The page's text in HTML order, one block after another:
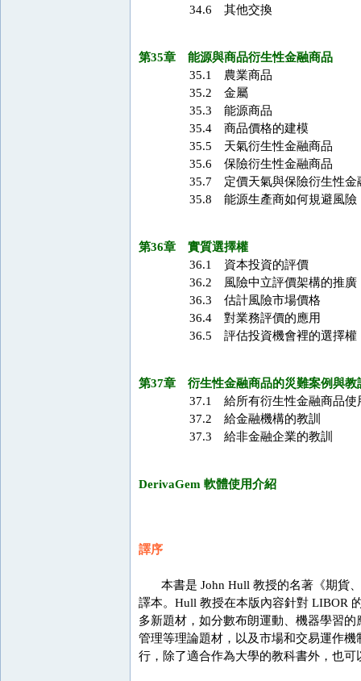
34.6 其他交換
第35章 能源與商品衍生性金融商品
35.1 農業商品
35.2 金屬
35.3 能源商品
35.4 商品價格的建模
35.5 天氣衍生性金融商品
35.6 保險衍生性金融商品
35.7 定價天氣與保險衍生性金
35.8 能源生產商如何規避風險
第36章 實質選擇權
36.1 資本投資的評價
36.2 風險中立評價架構的推廣
36.3 估計風險市場價格
36.4 對業務評價的應用
36.5 評估投資機會裡的選擇權
第37章 衍生性金融商品的災難案例與教
37.1 給所有衍生性金融商品使
37.2 給金融機構的教訓
37.3 給非金融企業的教訓
DerivaGem 軟體使用介紹
譯序
本書是 John Hull 教授的名著《期貨
譯本。Hull 教授在本版內容針對 LIBOR
多新題材，如分數布朗運動、機器學習
管理等理論題材，以及市場和交易運作
行，除了適合作為大學的教科書外，也